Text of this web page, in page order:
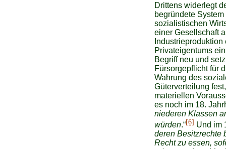
Drittens widerlegt
begründete
sozialistischen
einer Gesellschaft
Privateigentums
Begriff neu und
Fürsorgepflicht für
Wahrung des
Güterverteilung
materiellen
es noch im 18.
niederen Klassen
würden.“[6] Und im
deren Besitzrechte
Recht zu essen,